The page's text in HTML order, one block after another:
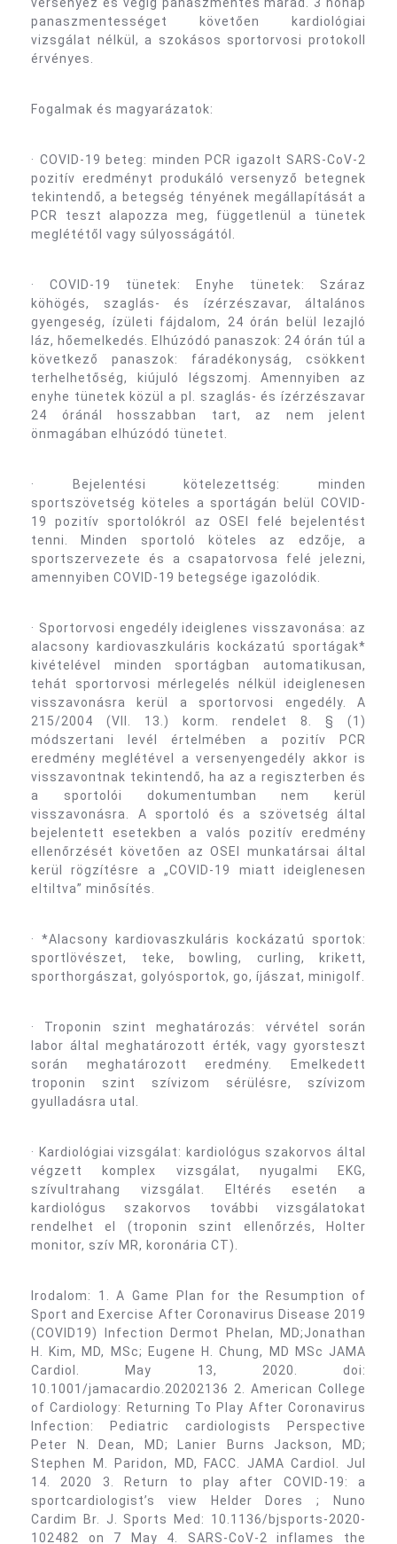
panaszmentességet követően kardiológiai
vizsgálat nélkül, a szokásos sportorvosi protokoll
érvényes.
Fogalmak és magyarázatok:
· COVID-19 beteg: minden PCR igazolt SARS-CoV-2
pozitív eredményt produkáló versenyző betegnek
tekintendő, a betegség tényének megállapítását a
PCR teszt alapozza meg, függetlenül a tünetek
meglététől vagy súlyosságától.
· COVID-19 tünetek: Enyhe tünetek: Száraz
köhögés, szaglás- és ízérzészavar, általános
gyengeség, ízületi fájdalom, 24 órán belül lezajló
láz, hőemelkedés. Elhúzódó panaszok: 24 órán túl a
következő panaszok: fáradékonyság, csökkent
terhelhetőség, kiújuló légszomj. Amennyiben az
enyhe tünetek közül a pl. szaglás- és ízérzészavar
24 óránál hosszabban tart, az nem jelent
önmagában elhúzódó tünetet.
· Bejelentési kötelezettség: minden
sportszövetség köteles a sportágán belül COVID-
19 pozitív sportolókról az OSEI felé bejelentést
tenni. Minden sportoló köteles az edzője, a
sportszervezete és a csapatorvosa felé jelezni,
amennyiben COVID-19 betegsége igazolódik.
· Sportorvosi engedély ideiglenes visszavonása: az
alacsony kardiovaszkuláris kockázatú sportágak*
kivételével minden sportágban automatikusan,
tehát sportorvosi mérlegelés nélkül ideiglenesen
visszavonásra kerül a sportorvosi engedély. A
215/2004 (VII. 13.) korm. rendelet 8. § (1)
módszertani levél értelmében a pozitív PCR
eredmény meglétével a versenyengedély akkor is
visszavontnak tekintendő, ha az a regiszterben és
a sportolói dokumentumban nem kerül
visszavonásra. A sportoló és a szövetség által
bejelentett esetekben a valós pozitív eredmény
ellenőrzését követően az OSEI munkatársai által
kerül rögzítésre a „COVID-19 miatt ideiglenesen
eltiltva” minősítés.
· *Alacsony kardiovaszkuláris kockázatú sportok:
sportlövészet, teke, bowling, curling, krikett,
sporthorgászat, golyósportok, go, íjászat, minigolf.
· Troponin szint meghatározás: vérvétel során
labor által meghatározott érték, vagy gyorsteszt
során meghatározott eredmény. Emelkedett
troponin szint szívizom sérülésre, szívizom
gyulladásra utal.
· Kardiológiai vizsgálat: kardiológus szakorvos által
végzett komplex vizsgálat, nyugalmi EKG,
szívultrahang vizsgálat. Eltérés esetén a
kardiológus szakorvos további vizsgálatokat
rendelhet el (troponin szint ellenőrzés, Holter
monitor, szív MR, koronária CT).
Irodalom: 1. A Game Plan for the Resumption of
Sport and Exercise After Coronavirus Disease 2019
(COVID19) Infection Dermot Phelan, MD;Jonathan
H. Kim, MD, MSc; Eugene H. Chung, MD MSc JAMA
Cardiol. May 13, 2020. doi:
10.1001/jamacardio.20202136 2. American College
of Cardiology: Returning To Play After Coronavirus
Infection: Pediatric cardiologists Perspective
Peter N. Dean, MD; Lanier Burns Jackson, MD;
Stephen M. Paridon, MD, FACC. JAMA Cardiol. Jul
14. 2020 3. Return to play after COVID-19: a
sportcardiologist’s view Helder Dores ; Nuno
Cardim Br. J. Sports Med: 10.1136/bjsports-2020-
102482 on 7 May 4. SARS-CoV-2 inflames the